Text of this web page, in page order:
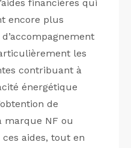
financières qui
encore plus
les
contribuant à
énergétique
de
marque NF ou
ces aides, tout en